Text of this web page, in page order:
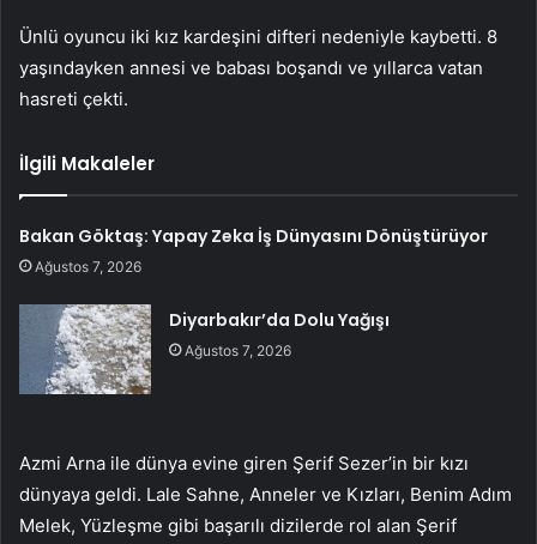
Ünlü oyuncu iki kız kardeşini difteri nedeniyle kaybetti. 8
yaşındayken annesi ve babası boşandı ve yıllarca vatan
hasreti çekti.
İlgili Makaleler
Bakan Göktaş: Yapay Zeka İş Dünyasını Dönüştürüyor
Ağustos 7, 2026
Diyarbakır’da Dolu Yağışı
Ağustos 7, 2026
Azmi Arna ile dünya evine giren Şerif Sezer’in bir kızı
dünyaya geldi. Lale Sahne, Anneler ve Kızları, Benim Adım
Melek, Yüzleşme gibi başarılı dizilerde rol alan Şerif